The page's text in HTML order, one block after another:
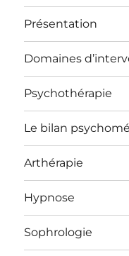
Présentation
Domaines
Psychothérapie
Le bilan
Arthérapie
Hypnose
Sophrologie